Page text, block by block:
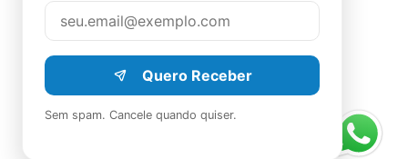
Quero Receber
Sem spam. Cancele quando quiser.